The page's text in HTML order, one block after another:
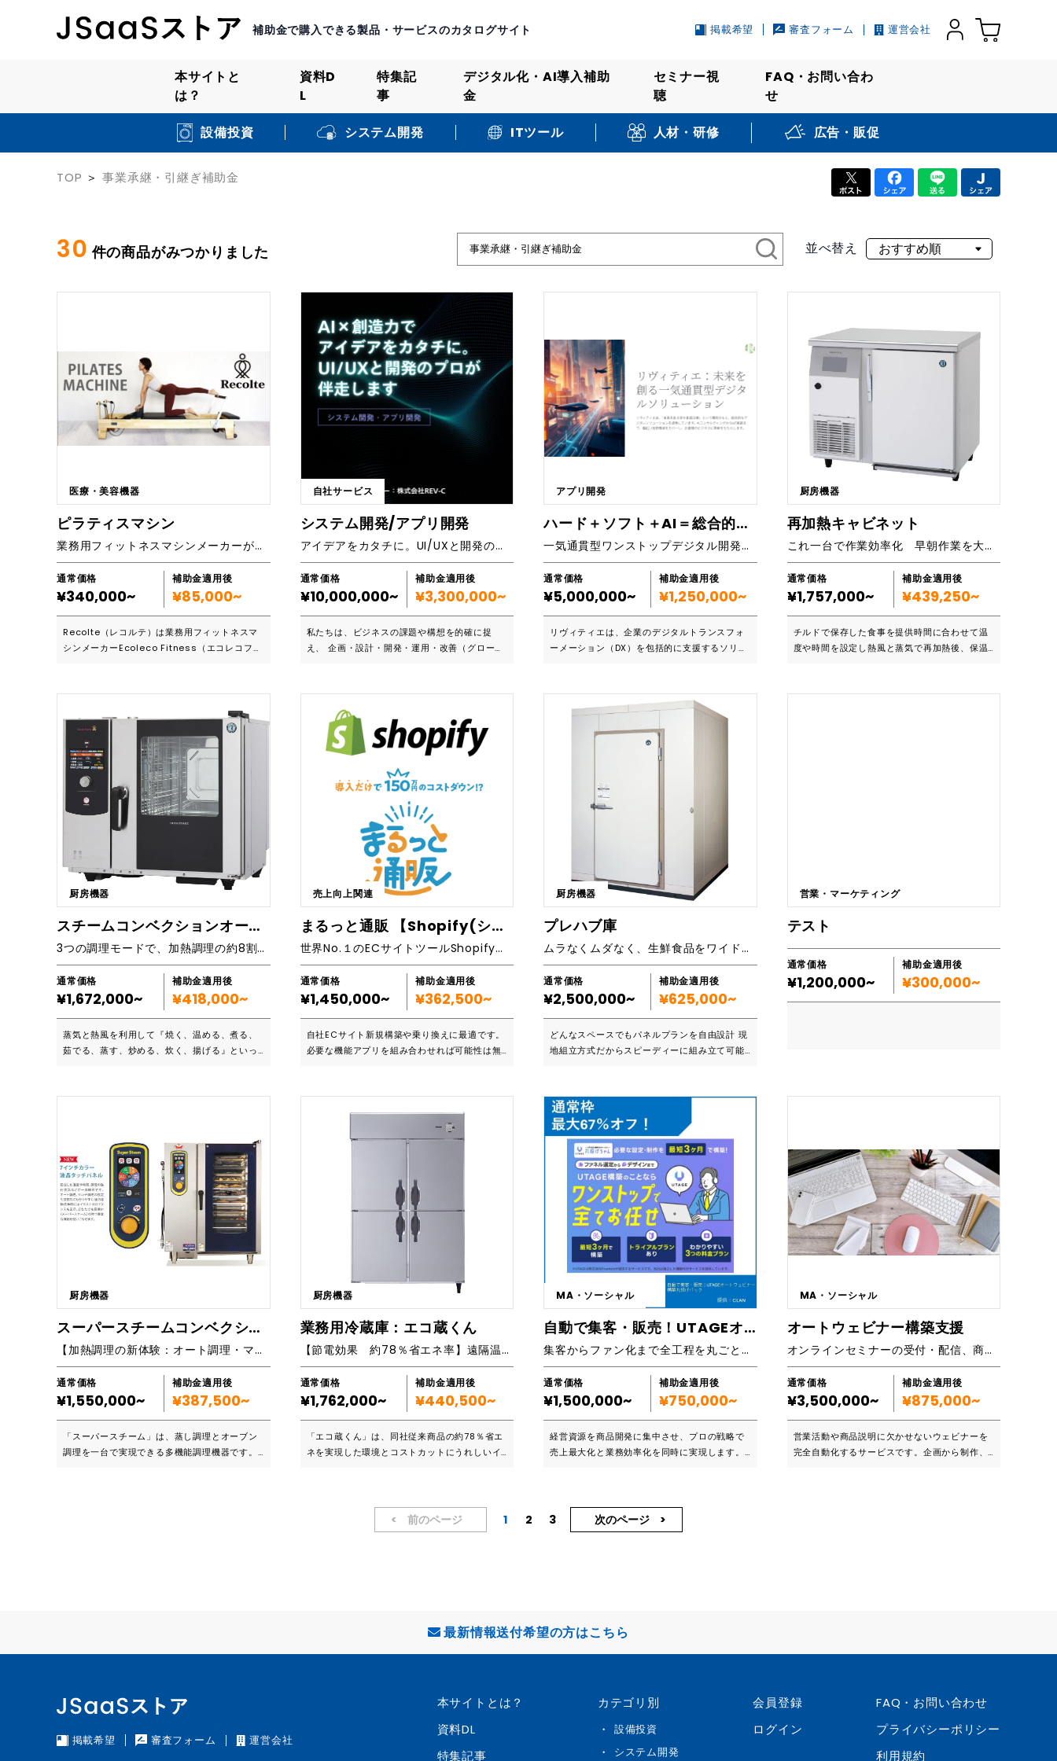
補助金で購入できる製品・サービスのカタログサイト 掲載希望 審査フォーム 運営会社
本サイトと
は？
資料D
L
特集記
事
デジタル化・AI導入補助
金
セミナー視
聴
FAQ・お問い合わ
せ
設備投資 システム開発 ITツール 人材・研修 広告・販促
TOP 事業承継・引継ぎ補助金
30 件の商品がみつかりました 並べ替え
医療・美容機器
ピラティスマシン
業務用フィットネスマシンメーカーが作った日本人の体型に特化した高機能・高品質のピラティスマシンです。
通常価格
¥340,000~
補助金適用後
¥85,000~
Recolte（レコルテ）は業務用フィットネスマ
シンメーカーEcoleco Fitness（エコレコフィ
にとって大きすぎる場合が多く、使いにくいと
いう声がありました。Recolteは、そんな課題
を解決するために、日本人の骨格に合わせたコ
ンパクトなピラティスマシンを開発しました。
■こんな方におすすめです ・猫背や腰痛など、
姿勢の悪さによる身体の不調を改善したい。 ・
姿勢を安定させ、運動パフォーマンスを向上さ
せたい。 ・身体の硬さを改善し、ケガ予防につ
なげたい。 ・運動を通して心身をリフレッシュ
った体になりたい。 ・怪我や手術後のリハビリ
テーションに役立てたい。 ■ピラティスマシン
が利用できる業界 ・フィットネス業界: ヨガス
タジオ、パーソナルジム、スポーツクラブな
設など。 ・美容業界: エステサロンなど。 ・企
業: オフィスでのリフレッシュスペース、社員向
けの福利厚生など。 ・個人: 自宅でのトレーニ
ングなど。 ■会社の特長（社員規模など） ・中
小企業: スタートアップから中小企業まで、多様
な規模の企業がピラティスマシンを導入してい
大企業がピラティスマシンを導入するケースも
増えています。 ・医療機関: 病院やリハビリテ
用しています。 ■Recolteの特徴 point1 日本
人向け設計 日本人の体格に合わせたサイズと可
動域で、快適な使い心地を実現。 point2 コ
ンパクトサイズ 従来の欧米モデルよりも小さ
く、場所を選ばずに設置可能。 point3 機能
性 機能性、安全性を考慮した設計。 point4
高品質・低価格 フィットネスマシンメーカーな
らではの、 独自のルートと輸入コスト削減によ
績など https://ecoleco-fitness.com/cas
e?machineCategory=11 ■主要機能一覧 ピ
ラティスマシン
自社サービス
システム開発/アプリ開発
アイデアをカタチに。UI/UXと開発のプロが伴走します
通常価格
¥10,000,000~
補助金適用後
¥3,300,000~
私たちは、ビジネスの課題や構想を的確に捉
え、 企画・設計・開発・運用・改善（グロー
ち、 使いやすく、成果につながるシステムの構
築を得意としています。 新規事業の立ち上げか
ら既存システムの刷新、運用中の改善まで、幅
広く対応可能です。 ■こんな方におすすめです
・大規模プロジェクトに着手したいが、社内リ
ソースが足りない ・専門性の高い開発を、信頼
できる外部に任せたい ・スピード重視でサービ
スを立ち上げたい ・予算内で最大限の成果を得
られるよう、コスト最適化したい ・開発よりも
戦略に集中し、開発はプロに任せたい 1. UX視
点を重視したシステム設計 単なる開発ではな
く、「使いやすさ」と「成果」にこだわったUI/
UX設計を行います。 2. 経験豊富なコンサルタ
ントが並走 初期のアイデア段階から伴走。要件
整理や仕様設計もお任せください。 3. 最適な開
発体制を構築 国内エンジニアによる高品質開発
から、コスト重視のオフショア開発まで柔軟に
対応。 4. 契約形態も柔軟に ラボ型（準委任契
約）：要件が固まっていないフェーズでも安
心。 プロジェクト型（請負契約）：納品まで明
確に進めたい場合に最適。 ■対応可能なシステ
ール管理システム マッチングプラットフォーム
マーケティング自動化・支援ツール 営業支援・
aaSプロダクトの立ち上げ・改善 データ活用支
援・BI構築 ■開発の流れ STEP① 無料相談 お気
能・課題を整理し、設計方針を固めます。 STE
P③ 設計・計画 UI/UX設計や技術選定を行い、
開発体制とスケジュールを明確にします。 STE
P④ 開発 要件に応じて最適な技術で実装。進捗
は随時ご共有します。 STEP⑤ テスト・品質管
理 バグの有無やパフォーマンスをチェックし、
安定稼働を保証。 STEP⑥ 運用・保守 納品後も
長期にわたり保守・改善をサポート。 安心して
任せられる体制を整えています。
アプリ開発
ハード＋ソフト＋AI＝総合的なDXソリューション提供
一気通貫型ワンストップデジタル開発ソリューション
通常価格
¥5,000,000~
補助金適用後
¥1,250,000~
リヴィティエは、企業のデジタルトランスフォ
ーメーション（DX）を包括的に支援するソリュ
活用し、ITシステム・アプリケーション開発を
中心に多様な事業を展開しています。お客様の
ビジネスニーズを深く理解し、柔軟なシステム
設計から導入、運用保守まで、トータルでサポ
ートする体制を整えています。 ■こんな方にお
して、効率化を図りたい方 ・最新技術（クラウ
ド、IoT、AI、RPA）を活用したITシステムを導
ビス業など、幅広い業界の企業 ・社員規模100
名以上で、複雑な業務プロセスを持つ企業 ・デ
ジタルトランスフォーメーション（DX）を推進
し、競争力を強化したい企業 ・ITシステムの柔
軟なカスタマイズや運用保守を求める企業 ・既
存のシステムに限界を感じ、新しいテクノロジ
ー導入を考えている企業 ・リヴィティエの最大
の強みは、複数の技術を統合し、企業のあらゆ
るニーズに応じた最適なソリューションをワン
T、AIなど、それぞれの技術を連携させること
で、単一のシステムでは解決できない複雑な課
業界トップクラスの技術者が多数在籍していま
す。 ■導入実績など https://revitie.jp/perfor
mance/web-application/ https://revitie.
jp/performance/mobile-application/ htt
ps://revitie.jp/performance/rpa-applica
tion/ https://revitie.jp/performance/it-s
ystem/ ■主な機能・提供内容 ・ITシステムの
設計・開発・導入 ・クラウドソリューションの
提供と管理 ・IoTデバイスの導入と運用支援 ・
AIを活用したデータ分析・予測システム ・RPA
を活用した業務プロセスの自動化 ・アプリケー
ション開発およびカスタマイズ ・システム運
用・保守サポート ・セキュリティ対策と監視サ
ービス ・DX推進に向けたコンサルティング ・
システムインフラの最適化
厨房機器
再加熱キャビネット
これ一台で作業効率化 早朝作業を大幅カット
通常価格
¥1,757,000~
補助金適用後
¥439,250~
チルドで保存した食事を提供時間に合わせて温
度や時間を設定し熱風と蒸気で再加熱後、保温
く仕上がります。 ■こんな企業におススメです
間に合わせて温度や時間を設定し、食事をまと
ら、スタッフの作業負担を軽減できます。 ・加
湿機能を搭載 加熱運転時に加湿も同時に行う
ことで、乾燥が気になる食事をふっくらおいし
く仕上げます。庫内側面をダクト構造とし、庫
内の湿度を均一に制御します。 ・設置場所を問
るブザーを搭載 食堂などの共有スペースだけ
ではなく、通路などにも設置される事を想定
し、離れた位置からでも調理完了が分かるブザ
ーを搭載。 ・温度データ管理が可能なUSB接続
可能仕様 1分ごとに庫内温度推移データを機
械本体が保存。 USBメモリーでデータを出力
すれば、パソコンで庫内の温度履歴が管理でき
厨房機器
スチームコンベクションオーブン
3つの調理モードで、加熱調理の約8割を実現
通常価格
¥1,672,000~
補助金適用後
¥418,000~
蒸気と熱風を利用して『焼く、温める、煮る、
茹でる、蒸す、炒める、炊く、揚げる』といっ
の省力化や作業時間の短縮に大活躍します。 ■
で安定した仕上がりを実現 ・手狭な厨房でも料
理の質を拘りたい 商品の特長 ・おいしさを引き
出す凝縮熱を最大限に活用 ・正確で安定した蒸
気 ・熱量をトータルでかしこく制御 ■主要機能
一覧 主な機能一覧（ハイグレードモデル） ・液
晶タッチパネル採用 ・芯温センサー搭載 ・自動
洗浄機能付き
売上向上関連
まるっと通販 【Shopify(ショピファイ)】
世界No.１のECサイトツールShopifyとバックヤードの連携
通常価格
¥1,450,000~
補助金適用後
¥362,500~
自社ECサイト新規構築や乗り換えに最適です。
必要な機能アプリを組み合わせれば可能性は無
もちろん、スマホ対応です。 ■こんな経営者や
企業におすすめです ・次の事業はECサイトで
の通販事業と考えている ・商品やデザインが良
いのはもちろん、人件費と配送費の販売コスト
・ECサイトの運営経験が豊富にある製作者にお
願いしたい ・制作だけでなく保守、運営もして
欲しい ・できれば担当人数を最小限で運営した
ます。ECサイトで利益を残すには売上だけでな
く、バックヤードの仕組みが大切であり、この
経営の知見をShopifyを使った中小企業のECサ
イトでも支援・活用できるように考えていま
す。 ■導入実績など 【Shopify制作事例】 ハレ
ノダイニング様 https://shop.harenodinin
g.com/ 【その他実績】 王子ネピア様 http
s://e-nepia.com/ ■主要機能一覧 * 注文管理:
効率的な注文処理をサポート * 商品管理: 在庫
客情報の詳細な管理と分析 * 越境対応倉庫の自
動連携: 国際物流をスムーズに * 配送自動化: 出
ート: 使いやすい購入体験を提供 * 決済: 多通貨
対応の安全な決済システム * SNS連携: ソーシ
見積もり差し上げますので、参考としてお考え
厨房機器
プレハブ庫
ムラなくムダなく、生鮮食品をワイドにストック
通常価格
¥2,500,000~
補助金適用後
¥625,000~
どんなスペースでもパネルプランを自由設計 現
地組立方式だからスピーディーに組み立て可能
在に組み立てられます。正方形や長方形といっ
た標準プランから特殊形状まで。 ホシザキの経
験とノウハウで最適なプランをご提案します。
■こんな企業におススメです 冷蔵・冷凍食品を
大量にストックしておきたい 冷凍食品の品質を
落とさずに長期間保存したい 例えば ・飲食店
・食品加工 ・農家 ・スーパー ・酒屋 ・食品卸
業 ・精肉店 ・水産仲介業 ・旅館 5つの要素を
自由に組み合わせ ①大きさ ➁表面材 ③床の仕
様 ④扉のサイズ・バリエーション ⑤冷凍機のタ
ロンパネルを使用 ・ホシザキプレハブパネル表
面材を選択可能 ①カラー鋼板（標準） ➁カラー
鋼板（抗菌・防カビ） ③カラー鋼板ホワイト
（抗菌・防カビ） ④塩ビ鋼板 ⑤アルミ ⑥ステ
ンレス（304 HL） ⑦ステンレス（304 2
B） ⑧ステンレス（430 NO.4） ※用途に応じ
て、庫内外それぞれに異種材料の選択が可能 ※
防火不燃認証取得の不燃断熱パネルの選択も可
能で安心安全 ・使用用途に応じた床の仕様が選
択できます ウォークイン仕様 ロールイン仕様
片開き扉 スライドドアから選択
営業・マーケティング
テスト
通常価格
¥1,200,000~
補助金適用後
¥300,000~
厨房機器
スーパースチームコンベクション
【加熱調理の新体験：オート調理・マルチ調理対応】調理コストが激的に変わるスチームコンベクション
通常価格
¥1,550,000~
補助金適用後
¥387,500~
「スーパースチーム」は、蒸し調理とオーブン
調理を一台で実現できる多機能調理機器です。
モード（オート調理、マルチ調理、再加熱、マ
ます。 ◾️食材の風味と栄養をしっかり保持 スチ
ヘルシーな料理を提供。味と栄養価を両立しま
厨房機器
業務用冷蔵庫：エコ蔵くん
【節電効果 約78％省エネ率】遠隔温度監視システム搭載 業務用冷蔵庫
通常価格
¥1,762,000~
補助金適用後
¥440,500~
「エコ蔵くん」は、同社従来商品の約78％省エ
ネを実現した環境とコストカットにうれしいイ
させ、食品の鮮度を長期間保つことができま
インバータ制御の業務用冷凍・冷蔵庫です。 独
自のインバーター技術で効率的な運転を実現
し、断熱性能を向上させることで、庫内温度を
ン・凝縮ファンを高精度にインバータ制御。冷
MA・ソーシャル
自動で集客・販売！UTAGEオートウェビナー構築丸投げパック
集客からファン化まで全工程を丸ごと代行
通常価格
¥1,500,000~
補助金適用後
¥750,000~
経営資源を商品開発に集中させ、プロの戦略で
売上最大化と業務効率化を同時に実現します。
運用、ステップメール配信、さらには成約後の
会員サイトやファンクラブ構築まで、オンライ
す。 ・専門家チームによる実務支援：経験豊富
なマーケッター、デザイナー、コピーライタ
ー、エンジニアがチームとなり、最新のトレン
み化」を支援します。 ■強みはなにか ・経営者
の立案や細かな実務から解放されることで、経
営者は商品開発や経営判断といった本来の中核
MA・ソーシャル
オートウェビナー構築支援
オンラインセミナーの受付・配信、商品サービス提案・販売の自動化システム
通常価格
¥3,500,000~
補助金適用後
¥875,000~
営業活動や商品説明に欠かせないウェビナーを
完全自動化するサービスです。企画から制作、
位）の紹介代理店として認定されています。 企
聴者管理・分析システムと自動フォロー機能に
ォローアップが可能です。 さらに、アンケート
や質問対応機能を活用した双方向のコミュニケ
前のページ 1 2 3 次のページ
最新情報送付希望の方はこちら
掲載希望 審査フォーム 運営会社
本サイトとは？
資料DL
特集記事
カテゴリ別
設備投資
システム開発
会員登録
ログイン
FAQ・お問い合わせ
プライバシーポリシー
利用規約